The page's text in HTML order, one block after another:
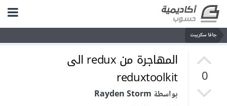
جافا سكريبت
0
المهاجرة من redux الى
reduxtoolkit
بواسطة Rayden Storm